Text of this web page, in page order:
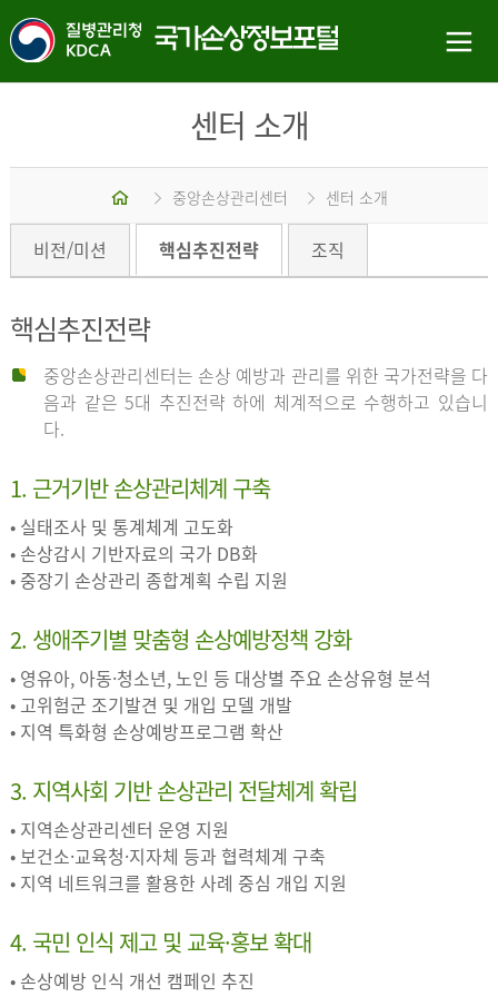
센터 소개
중앙손상관리센터 센터 소개
비전/미션 핵심추진전략 조직
핵심추진전략
중앙손상관리센터는 손상 예방과 관리를 위한 국가전략을 다
음과 같은 5대 추진전략 하에 체계적으로 수행하고 있습니
다.
1. 근거기반 손상관리체계 구축
• 실태조사 및 통계체계 고도화
• 손상감시 기반자료의 국가 DB화
• 중장기 손상관리 종합계획 수립 지원
2. 생애주기별 맞춤형 손상예방정책 강화
• 영유아, 아동·청소년, 노인 등 대상별 주요 손상유형 분석
• 고위험군 조기발견 및 개입 모델 개발
• 지역 특화형 손상예방프로그램 확산
3. 지역사회 기반 손상관리 전달체계 확립
• 지역손상관리센터 운영 지원
• 보건소·교육청·지자체 등과 협력체계 구축
• 지역 네트워크를 활용한 사례 중심 개입 지원
4. 국민 인식 제고 및 교육·홍보 확대
• 손상예방 인식 개선 캠페인 추진